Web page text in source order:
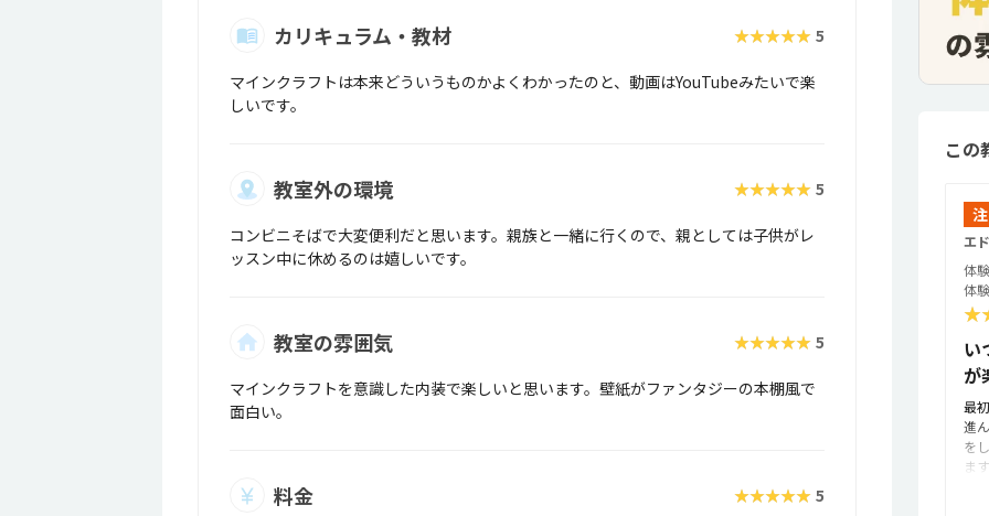
カリキュラム・教材 ★★★★★ 5
マインクラフトは本来どういうものかよくわかったのと、動画はYouTubeみたいで楽
しいです。
教室外の環境 ★★★★★ 5
コンビニそばで大変便利だと思います。親族と一緒に行くので、親としては子供がレ
ッスン中に休めるのは嬉しいです。
教室の雰囲気 ★★★★★ 5
マインクラフトを意識した内装で楽しいと思います。壁紙がファンタジーの本棚風で
面白い。
料金 ★★★★★ 5
この
エ
体
体
い
が
最
進
を
ま
で
こ